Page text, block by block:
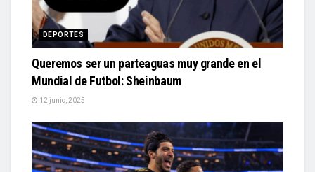
DEPORTES
Queremos ser un parteaguas muy grande en el
Mundial de Futbol: Sheinbaum
12 junio, 2025